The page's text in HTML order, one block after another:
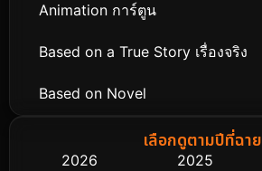
Animation การ์ตูน
Based on a True Story เรื่องจริง
Based on Novel
Biography ชีวิตจริงเลือกดูตามปีที่ฉาย
2026 2025